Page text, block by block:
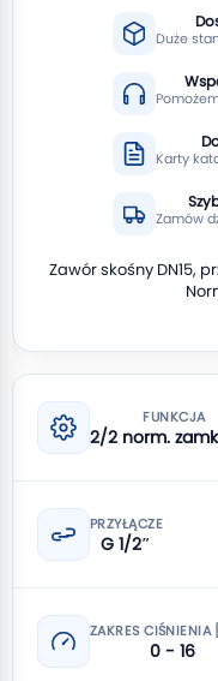
Duże
Karty
Zamów
Zawór skośny DN15,
FUNKCJA
2/2 norm.
PRZYŁĄCZE
G 1/2″
ZAKRES CIŚNIENIA
0 - 16